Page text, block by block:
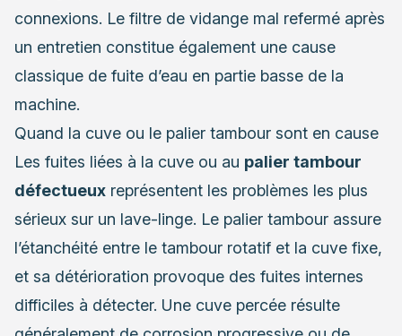
connexions. Le filtre de vidange mal refermé après
un entretien constitue également une cause
classique de fuite d’eau en partie basse de la
machine.
Quand la cuve ou le palier tambour sont en cause
Les fuites liées à la cuve ou au palier tambour
défectueux représentent les problèmes les plus
sérieux sur un lave-linge. Le palier tambour assure
l’étanchéité entre le tambour rotatif et la cuve fixe,
et sa détérioration provoque des fuites internes
difficiles à détecter. Une cuve percée résulte